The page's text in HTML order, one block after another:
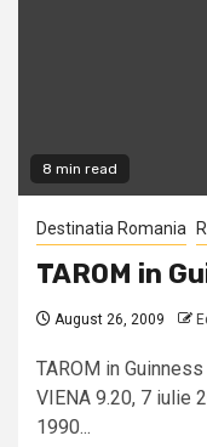
8 min read
Destinatia Romania
TAROM in
August 26, 2009
TAROM in
VIENA 9.20, 7 iulie
1990...